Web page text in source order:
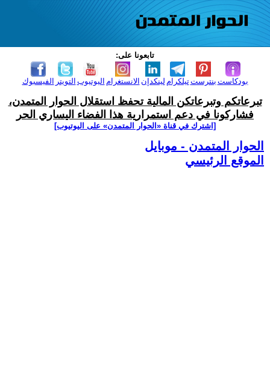
تابعونا على:
الفيسبوك التويتر اليوتيوب الانستغرام لينكدإن تيلكرامبنترست بودكاست
تبرعاتكم وتبرعاتكن المالية تحفظ استقلال الحوار المتمدن،
فشاركونا في دعم استمرارية هذا الفضاء اليساري الحر
[اشترك في قناة ‫«الحوار المتمدن» على اليوتيوب]
الحوار المتمدن - موبايل
الموقع الرئيسي